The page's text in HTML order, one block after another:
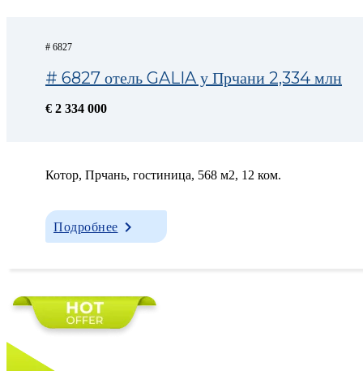
# 6827
# 6827 отель GALIA у Прчани 2,334 млн
€ 2 334 000
Котор, Прчань, гостиница, 568 м2, 12 ком.
Подробнее